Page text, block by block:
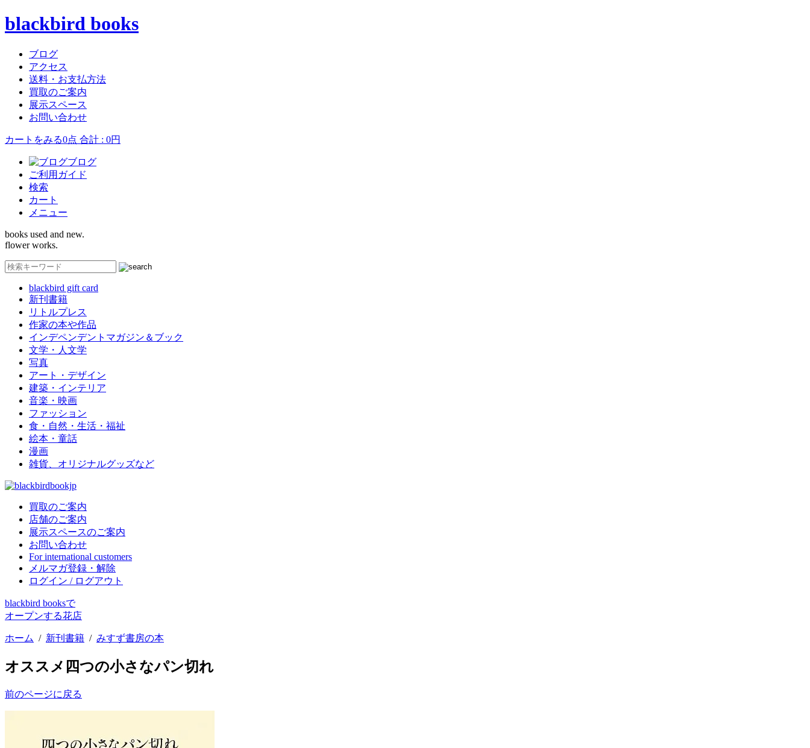
blackbird books
ブログ
アクセス
送料・お支払方法
買取のご案内
展示スペース
お問い合わせ
カートをみる0点 合計 : 0円
ブログ
ご利用ガイド
検索
カート
メニュー
books used and new.
flower works.
blackbird gift card
新刊書籍
リトルプレス
作家の本や作品
インデペンデントマガジン＆ブック
文学・人文学
写真
アート・デザイン
建築・インテリア
音楽・映画
ファッション
食・自然・生活・福祉
絵本・童話
漫画
雑貨、オリジナルグッズなど
買取のご案内
店舗のご案内
展示スペースのご案内
お問い合わせ
For international customers
メルマガ登録・解除
ログイン / ログアウト
blackbird booksで
オープンする花店
ホーム / 新刊書籍 / みすず書房の本
オススメ 四つの小さなパン切れ
前のページに戻る